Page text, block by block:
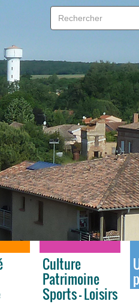
Culture
Patrimoine
Sports - Loisirs